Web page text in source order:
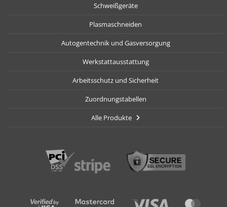
Schweißgeräte
Plasmaschneiden
Autogentechnik und Gasversorgung
Werkstattausstattung
Arbeitsschutz und Sicherheit
Zuordnungstabellen
Alle Produkte